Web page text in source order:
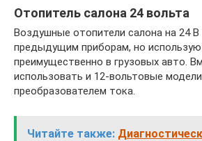
Отопитель салона 24 вольта
Воздушные отопители салона на 24 В
предыдущим приборам, но
преимущественно в грузовых авто.
использовать и 12-вольтовые
преобразователем тока.
Читайте также: